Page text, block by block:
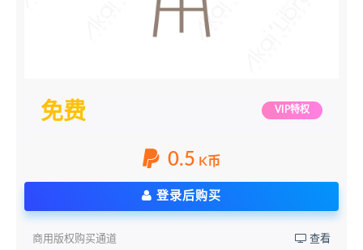
免费 VIP特权
0.5 K币
登录后购买
商用版权购买通道 查看